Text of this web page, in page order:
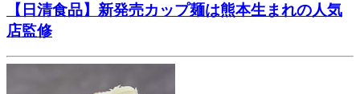
【日清食品】新発売カップ麺は熊本生まれの人気
店監修